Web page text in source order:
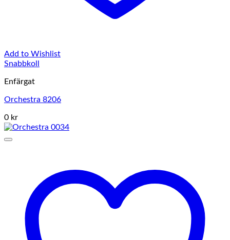
Add to Wishlist
Snabbkoll
Enfärgat
Orchestra 8206
0 kr